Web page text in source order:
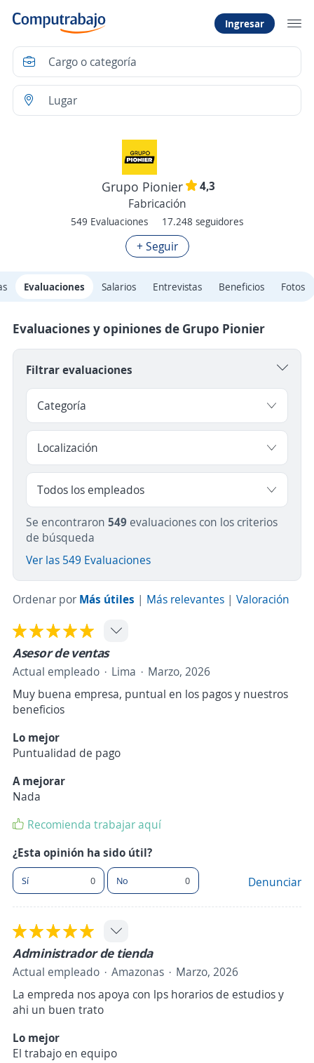
Ingresar
Grupo Pionier
4,3
Fabricación
549 Evaluaciones 17.248 seguidores
+ Seguir
Evaluaciones Salarios Entrevistas Beneficios Fotos
Evaluaciones y opiniones de Grupo Pionier
Filtrar evaluaciones
Se encontraron 549 evaluaciones con los criterios
de búsqueda
Ver las 549 Evaluaciones
Ordenar por Más útiles | Más relevantes | Valoración
Asesor de ventas
Actual empleado Lima
Marzo, 2026
Muy buena empresa, puntual en los pagos y nuestros
beneficios
Lo mejor
Puntualidad de pago
A mejorar
Nada
Recomienda trabajar aquí
¿Esta opinión ha sido útil?
Sí 0 No 0 Denunciar
Administrador de tienda
Actual empleado Amazonas
Marzo, 2026
La empreda nos apoya con lps horarios de estudios y
ahi un buen trato
Lo mejor
El trabajo en equipo